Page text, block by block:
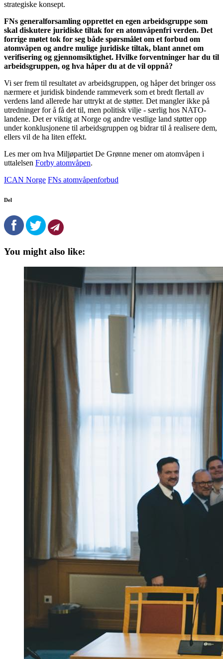
strategiske konsept.
FNs generalforsamling opprettet en egen arbeidsgruppe som
skal diskutere juridiske tiltak for en atomvåpenfri verden. Det
forrige møtet tok for seg både spørsmålet om et forbud om
atomvåpen og andre mulige juridiske tiltak, blant annet om
verifisering og gjennomsiktighet. Hvilke forventninger har du til
arbeidsgruppen, og hva håper du at de vil oppnå?
Vi ser frem til resultatet av arbeidsgruppen, og håper det bringer oss
nærmere et juridisk bindende rammeverk som et bredt flertall av
verdens land allerede har uttrykt at de støtter. Det mangler ikke på
utredninger for å få det til, men politisk vilje - særlig hos NATO-
landene. Det er viktig at Norge og andre vestlige land støtter opp
under konklusjonene til arbeidsgruppen og bidrar til å realisere dem,
ellers vil de ha liten effekt.
Les mer om hva Miljøpartiet De Grønne mener om atomvåpen i
uttalelsen Forby atomvåpen.
ICAN Norge FNs atomvåpenforbud
Del
You might also like: